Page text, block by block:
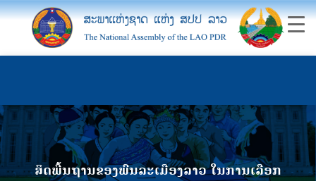
ສິດພື້ນຖານຂອງພົນລະເມືອງລາວ ໃນການເລືອກ